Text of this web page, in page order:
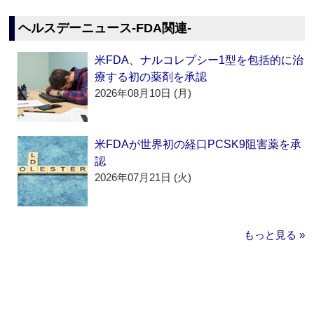
ヘルスデーニュース‐FDA関連‐
米FDA、ナルコレプシー1型を包括的に治
療する初の薬剤を承認
2026年08月10日 (月)
米FDAが世界初の経口PCSK9阻害薬を承
認
2026年07月21日 (火)
もっと見る »